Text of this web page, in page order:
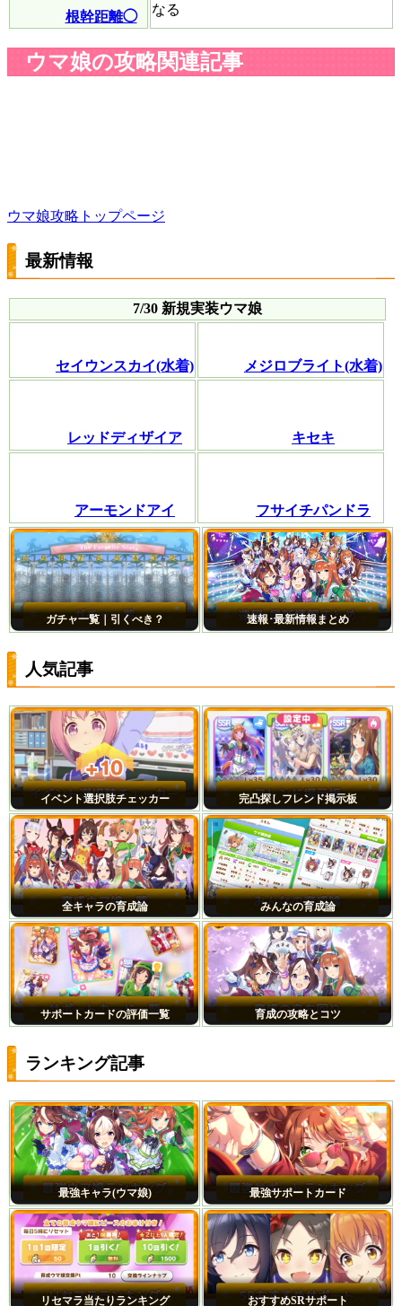
根幹距離◯
なる
ウマ娘の攻略関連記事
ウマ娘攻略トップページ
最新情報
7/30 新規実装ウマ娘
セイウンスカイ(水着) メジロブライト(水着)
レッドディザイア キセキ
アーモンドアイ フサイチパンドラ
ガチャ一覧｜引くべき？ 速報･最新情報まとめ
人気記事
イベント選択肢チェッカー 完凸探しフレンド掲示板
全キャラの育成論 みんなの育成論
サポートカードの評価一覧 育成の攻略とコツ
ランキング記事
最強キャラ(ウマ娘) 最強サポートカード
リセマラ当たりランキング おすすめSRサポート